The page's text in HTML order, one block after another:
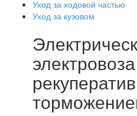
Уход за ходовой частью
Уход за кузовом